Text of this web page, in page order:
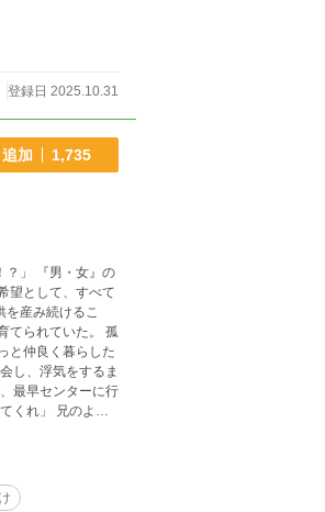
登録日 2025.10.31
加 1,735
』の
望として、すべて
産み続けるこ
最早センターに行